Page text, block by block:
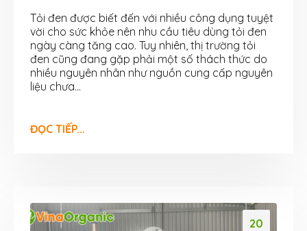
Tỏi đen được biết đến với nhiều công dụng tuyệt
vời cho sức khỏe nên nhu cầu tiêu dùng tỏi đen
ngày càng tăng cao. Tuy nhiên, thị trường tỏi
đen cũng đang gặp phải một số thách thức do
nhiều nguyên nhân như nguồn cung cấp nguyên
liệu chưa...
ĐỌC TIẾP...
20